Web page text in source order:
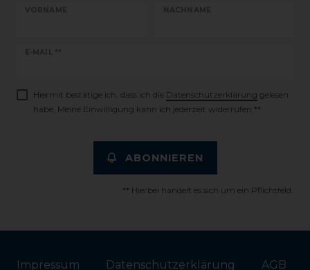
VORNAME NACHNAME
E-MAIL **
Newsletter
Hiermit bestätige ich, dass ich die Daten­schutz­erklärung gelesen
habe. Meine Einwilligung kann ich jederzeit widerrufen.**
ABONNIEREN
** Hierbei handelt es sich um ein Pflichtfeld.
Impressum Daten­schutz­erklärung AGB